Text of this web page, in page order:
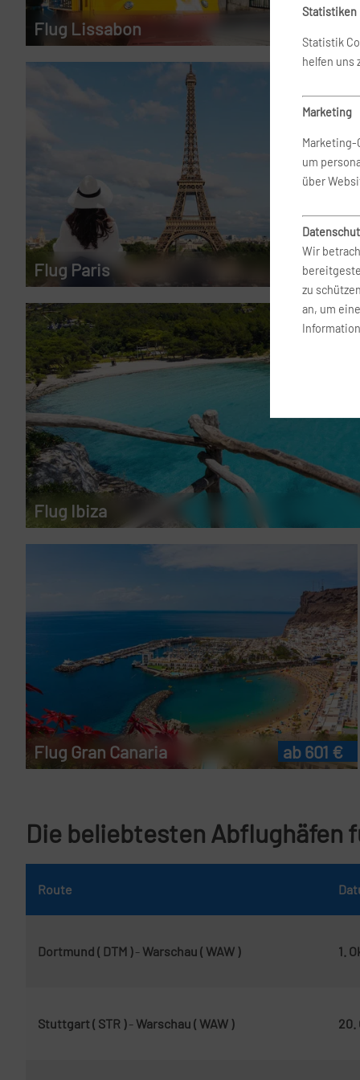
Flug Lissabon
Flug Paris ab 176 €
Flug Ibiza
Flug Gran Canaria ab 601 €
Die beliebtesten Abflughäfen
Route
Dortmund ( DTM )- Warschau ( WAW ) 1.
Stuttgart ( STR )- Warschau ( WAW ) 20.
Statistiken
Statistik
helfen uns
Marketing
um
über
Wir
zu
an, um